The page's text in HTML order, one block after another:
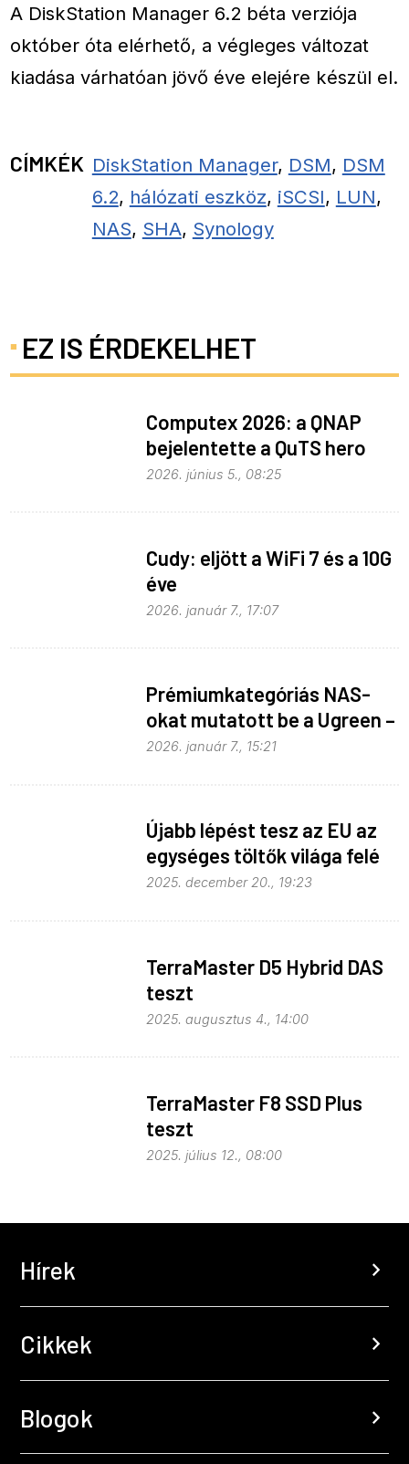
A DiskStation Manager 6.2 béta verziója
október óta elérhető, a végleges változat
kiadása várhatóan jövő éve elejére készül el.
CÍMKÉK DiskStation Manager, DSM, DSM
6.2, hálózati eszköz, iSCSI, LUN,
NAS, SHA, Synology
EZ IS ÉRDEKELHET
Computex 2026: a QNAP
bejelentette a QuTS hero
h6.0-t
2026. június 5., 08:25
Cudy: eljött a WiFi 7 és a 10G
éve
2026. január 7., 17:07
Prémiumkategóriás NAS-
okat mutatott be a Ugreen –
AI-val
2026. január 7., 15:21
Újabb lépést tesz az EU az
egységes töltők világa felé
2025. december 20., 19:23
TerraMaster D5 Hybrid DAS
teszt
2025. augusztus 4., 14:00
TerraMaster F8 SSD Plus
teszt
2025. július 12., 08:00
Hírek chevron_right
Cikkek chevron_right
Blogok chevron_right